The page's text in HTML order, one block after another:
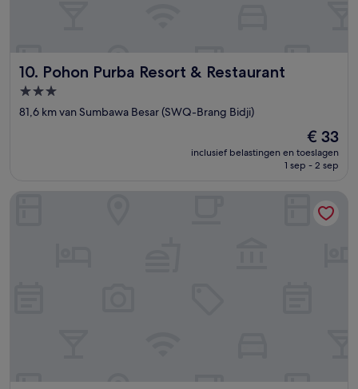
10. Pohon Purba Resort & Restaurant
Pohon Purba Resort & Restaurant
3.0-
sterrenaccommodatie
81,6 km van Sumbawa Besar (SWQ-Brang Bidji)
De
prijs
is
€ 33
inclusief belastingen en toeslagen
1 sep - 2 sep